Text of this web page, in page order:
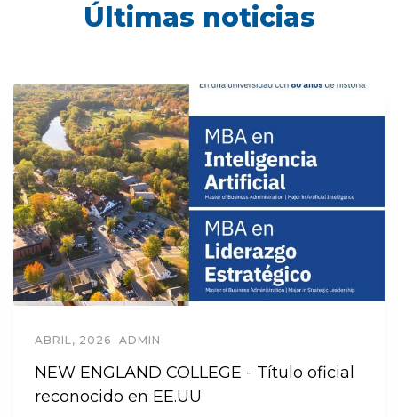
Últimas noticias
ABRIL, 2026 ADMIN
NEW ENGLAND COLLEGE - Título oficial
reconocido en EE.UU